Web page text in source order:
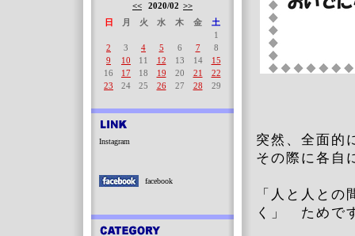
突然、全面的
その際に各自
「人と人と
く」 ためで
<< 2020/02 >>
日
月 火 水 木 金
土
1
2
3 4 5 6 7
8
9
10 11 12 13 14
15
16
17 18 19 20 21
22
23
24 25 26 27 28 29
Instagram
facebook